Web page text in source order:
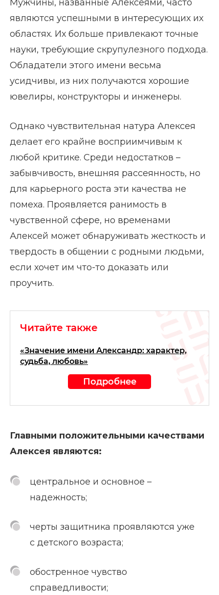
Мужчины, названные Алексеями, часто
являются успешными в интересующих их
областях. Их больше привлекают точные
науки, требующие скрупулезного подхода.
Обладатели этого имени весьма
усидчивы, из них получаются хорошие
ювелиры, конструкторы и инженеры.
Однако чувствительная натура Алексея
делает его крайне восприимчивым к
любой критике. Среди недостатков –
забывчивость, внешняя рассеянность, но
для карьерного роста эти качества не
помеха. Проявляется ранимость в
чувственной сфере, но временами
Алексей может обнаруживать жесткость и
твердость в общении с родными людьми,
если хочет им что-то доказать или
проучить.
Читайте также
«Значение имени Александр: характер,
судьба, любовь»
Подробнее
Главными положительными качествами
Алексея являются:
центральное и основное –
надежность;
черты защитника проявляются уже
с детского возраста;
обостренное чувство
справедливости;